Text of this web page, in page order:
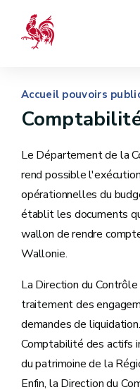
Accueil pouvoirs
Le Département de la
rend possible
opérationnelles du
établit les documents
wallon de rendre
Wallonie.
La Direction du
traitement des
demandes de
Comptabilité des actifs
du patrimoine de la
Enfin, la Direction du